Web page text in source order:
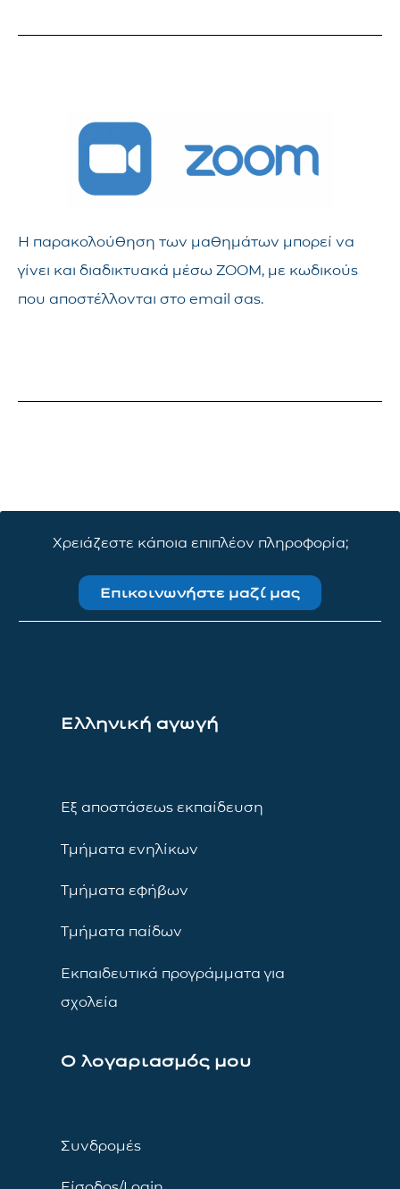
Η παρακολούθηση των μαθημάτων μπορεί να
γίνει και διαδικτυακά μέσω ZOOM, με κωδικούς
που αποστέλλονται στο email σας.
Χρειάζεστε κάποια επιπλέον πληροφορία;
Επικοινωνήστε μαζί μας
Ελληνική αγωγή
Εξ αποστάσεως εκπαίδευση
Τμήματα ενηλίκων
Τμήματα εφήβων
Τμήματα παίδων
Εκπαιδευτικά προγράμματα για
σχολεία
Ο λογαριασμός μου
Συνδρομές